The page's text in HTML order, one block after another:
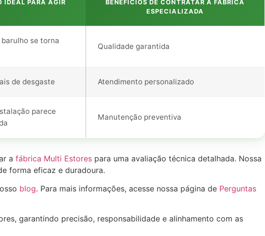
IDEAL PARA AGIR
BENEFÍCIOS DE CONTRATAR A FÁBRICA
ESPECIALIZADA
barulho se torna
Qualidade garantida
de desgaste Atendimento personalizado
parece
Manutenção preventiva
a fábrica Multi Estores para uma avaliação técnica detalhada. Nossa
forma eficaz e duradoura.
blog. Para mais informações, acesse nossa página de Perguntas
garantindo precisão, responsabilidade e alinhamento com as